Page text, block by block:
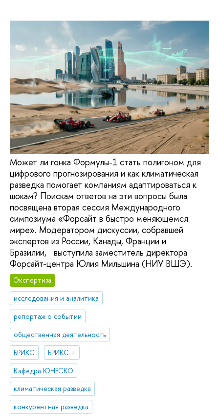
Может ли гонка Формулы-1 стать полигоном для
цифрового прогнозирования и как климатическая
разведка помогает компаниям адаптироваться к
шокам? Поискам ответов на эти вопросы была
посвящена вторая сессия Международного
симпозиума «Форсайт в быстро меняющемся
мире». Модератором дискуссии, собравшей
экспертов из России, Канады, Франции и
Бразилии, выступила заместитель директора
Форсайт-центра Юлия Мильшина (НИУ ВШЭ).
Экспертиза
исследования и аналитика
репортаж о событии
общественная деятельность
БРИКС
БРИКС +
Кафедра ЮНЕСКО
климатическая разведка
конкурентная разведка